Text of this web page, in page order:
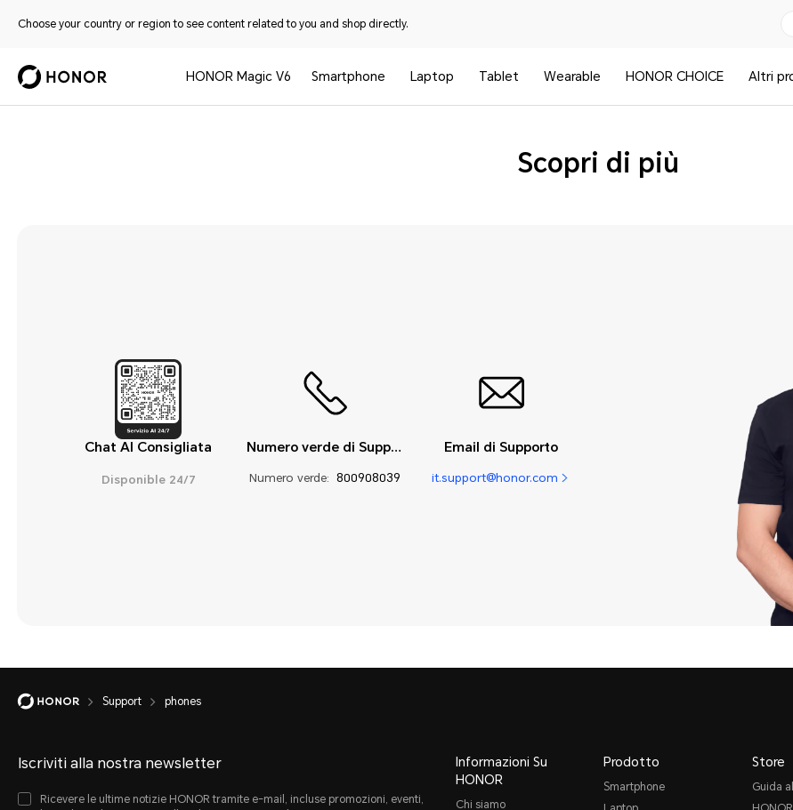
Choose your country or region to see content related to you and shop directly.
HONOR Magic V6 Smartphone Laptop Tablet Wearable HONOR CHOICE Altri
Scopri di più
Chat AI Consigliata
Disponible 24/7
Numero verde di Supporto
Numero verde: 800908039
Email di Supporto
it.support@honor.com
Support phones
Iscriviti alla nostra newsletter
Ricevere le ultime notizie HONOR tramite e-mail, incluse promozioni, eventi,
Informazioni Su
HONOR
Chi siamo
Prodotto
Smartphone
Store
Guida